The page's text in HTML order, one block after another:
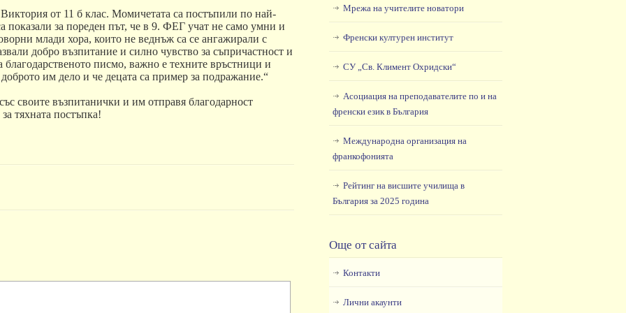
от 11 б клас. Момичетата са постъпили по най-
показали за пореден път, че в 9. ФЕГ учат не само умни и
млади хора, които не веднъж са се ангажирали с
добро възпитание и силно чувство за съпричастност и
благодарственото писмо, важно е техните връстници и
им дело и че децата са пример за подражание.“
своите възпитанички и им отправя благодарност
за тяхната постъпка!
Мрежа на учителите новатори
Френски културен институт
СУ „Св. Климент Охридски“
Асоциация на преподавателите по и на
френски език в България
Международна организация на
франкофонията
Рейтинг на висшите училища в
България за 2025 година
Още от сайта
Контакти
Лични акаунти